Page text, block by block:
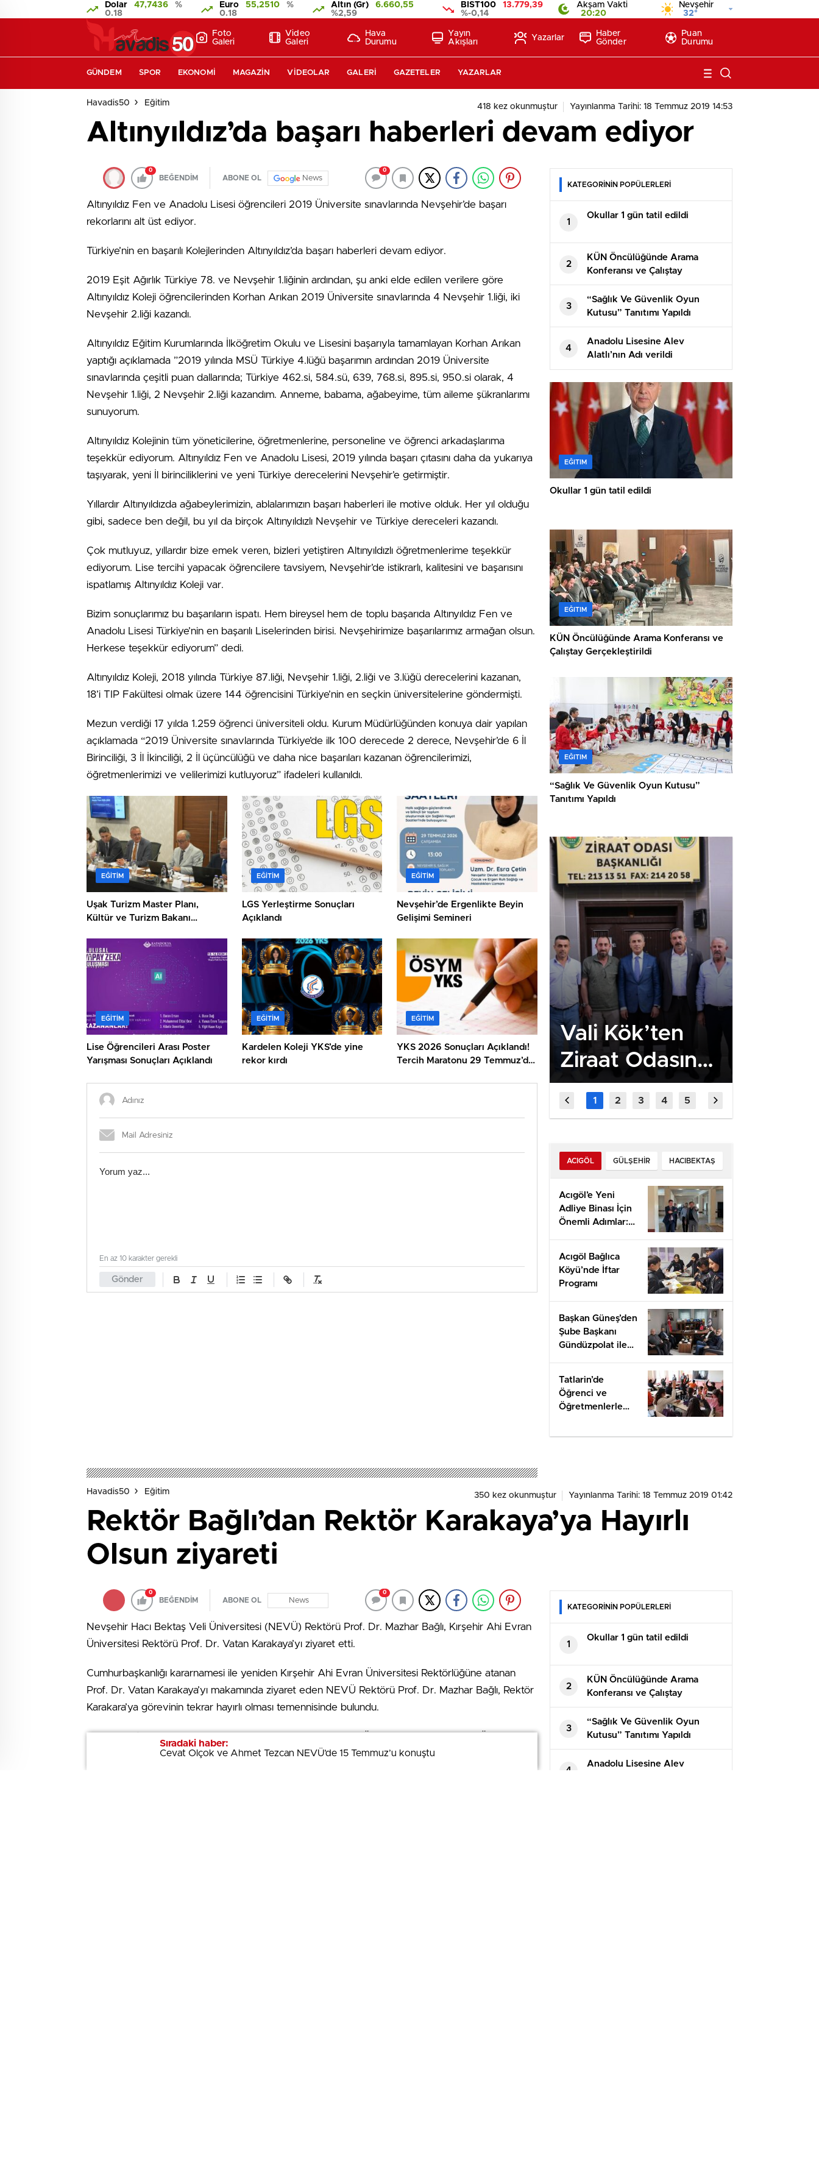
Dolar 47,7436
%
0.18
Euro 55,2510
%
0.18
Altın (Gr)
6.660,55
%2,59
BIST100
13.779,39
%-0,14
Akşam Vakti
20:20
Nevşehir
32°
Foto
Galeri
Video
Galeri
Hava
Durumu
Yayın
Akışları
Yazarlar
Haber
Gönder
Puan
Durumu
GÜNDEM SPOR EKONOMI MAGAZIN VIDEOLAR GALERI GAZETELER YAZARLAR
Havadis50 Eğitim 418 kez okunmuştur Yayınlanma Tarihi: 18 Temmuz 2019 14:53
Altınyıldız’da başarı haberleri devam ediyor
0
BEĞENDİM ABONE OL News
0
Altınyıldız Fen ve Anadolu Lisesi öğrencileri 2019 Üniversite sınavlarında Nevşehir’de başarı
rekorlarını alt üst ediyor.
Türkiye’nin en başarılı Kolejlerinden Altınyıldız’da başarı haberleri devam ediyor.
2019 Eşit Ağırlık Türkiye 78. ve Nevşehir 1.liğinin ardından, şu anki elde edilen verilere göre
Altınyıldız Koleji öğrencilerinden Korhan Arıkan 2019 Üniversite sınavlarında 4 Nevşehir 1.liği, iki
Nevşehir 2.liği kazandı.
Altınyıldız Eğitim Kurumlarında İlköğretim Okulu ve Lisesini başarıyla tamamlayan Korhan Arıkan
yaptığı açıklamada ”2019 yılında MSÜ Türkiye 4.lüğü başarımın ardından 2019 Üniversite
sınavlarında çeşitli puan dallarında; Türkiye 462.si, 584.sü, 639, 768.si, 895.si, 950.si olarak, 4
Nevşehir 1.liği, 2 Nevşehir 2.liği kazandım. Anneme, babama, ağabeyime, tüm aileme şükranlarımı
sunuyorum.
Altınyıldız Kolejinin tüm yöneticilerine, öğretmenlerine, personeline ve öğrenci arkadaşlarıma
teşekkür ediyorum. Altınyıldız Fen ve Anadolu Lisesi, 2019 yılında başarı çıtasını daha da yukarıya
taşıyarak, yeni İl birinciliklerini ve yeni Türkiye derecelerini Nevşehir’e getirmiştir.
Yıllardır Altınyıldızda ağabeylerimizin, ablalarımızın başarı haberleri ile motive olduk. Her yıl olduğu
gibi, sadece ben değil, bu yıl da birçok Altınyıldızlı Nevşehir ve Türkiye dereceleri kazandı.
Çok mutluyuz, yıllardır bize emek veren, bizleri yetiştiren Altınyıldızlı öğretmenlerime teşekkür
ediyorum. Lise tercihi yapacak öğrencilere tavsiyem, Nevşehir’de istikrarlı, kalitesini ve başarısını
ispatlamış Altınyıldız Koleji var.
Bizim sonuçlarımız bu başarıların ispatı. Hem bireysel hem de toplu başarıda Altınyıldız Fen ve
Anadolu Lisesi Türkiye’nin en başarılı Liselerinden birisi. Nevşehirimize başarılarımız armağan olsun.
Herkese teşekkür ediyorum” dedi.
Altınyıldız Koleji, 2018 yılında Türkiye 87.liği, Nevşehir 1.liği, 2.liği ve 3.lüğü derecelerini kazanan,
18’i TIP Fakültesi olmak üzere 144 öğrencisini Türkiye’nin en seçkin üniversitelerine göndermişti.
Mezun verdiği 17 yılda 1.259 öğrenci üniversiteli oldu. Kurum Müdürlüğünden konuya dair yapılan
açıklamada “2019 Üniversite sınavlarında Türkiye’de ilk 100 derecede 2 derece, Nevşehir’de 6 İl
Birinciliği, 3 İl İkinciliği, 2 İl üçüncülüğü ve daha nice başarıları kazanan öğrencilerimizi,
öğretmenlerimizi ve velilerimizi kutluyoruz” ifadeleri kullanıldı.
EĞITIM
Uşak Turizm Master Planı,
Kültür ve Turizm Bakanı
EĞITIM
LGS Yerleştirme Sonuçları
Açıklandı
EĞITIM
Nevşehir’de Ergenlikte Beyin
Gelişimi Semineri
EĞITIM
Lise Öğrencileri Arası Poster
Yarışması Sonuçları Açıklandı
EĞITIM
Kardelen Koleji YKS’de yine
rekor kırdı
EĞITIM
YKS 2026 Sonuçları Açıklandı!
Tercih Maratonu 29 Temmuz’da
Gönder
En az 10 karakter gerekli
Sıradaki haber:
Cevat Olçok ve Ahmet Tezcan NEVÜ’de 15 Temmuz’u konuştu
KATEGORİNİN POPÜLERLERİ
1
Okullar 1 gün tatil edildi
2
KÜN Öncülüğünde Arama
Konferansı ve Çalıştay
Gerçekleştirildi
3
“Sağlık Ve Güvenlik Oyun
Kutusu” Tanıtımı Yapıldı
4
Anadolu Lisesine Alev
Alatlı’nın Adı verildi
EĞITIM
Okullar 1 gün tatil edildi
EĞITIM
KÜN Öncülüğünde Arama Konferansı ve
Çalıştay Gerçekleştirildi
EĞITIM
“Sağlık Ve Güvenlik Oyun Kutusu”
Tanıtımı Yapıldı
Vali Kök’ten
Ziraat Odasına
Ziyaret
ACIGÖL GÜLŞEHIR HACIBEKTAŞ
Acıgöl’e Yeni
Adliye Binası İçin
Önemli Adımlar:
Değerlendirmesi
Acıgöl Bağlıca
Köyü’nde İftar
Programı
Başkan Güneş’den
Şube Başkanı
Gündüzpolat ile
Tatlarin’de
Öğrenci ve
Öğretmenlerle
Havadis50 Eğitim 350 kez okunmuştur Yayınlanma Tarihi: 18 Temmuz 2019 01:42
Rektör Bağlı’dan Rektör Karakaya’ya Hayırlı
Olsun ziyareti
0
BEĞENDİM ABONE OL News
0
Nevşehir Hacı Bektaş Veli Üniversitesi (NEVÜ) Rektörü Prof. Dr. Mazhar Bağlı, Kırşehir Ahi Evran
Üniversitesi Rektörü Prof. Dr. Vatan Karakaya’yı ziyaret etti.
Cumhurbaşkanlığı kararnamesi ile yeniden Kırşehir Ahi Evran Üniversitesi Rektörlüğüne atanan
Prof. Dr. Vatan Karakaya’yı makamında ziyaret eden NEVÜ Rektörü Prof. Dr. Mazhar Bağlı, Rektör
Karakara’ya görevinin tekrar hayırlı olması temennisinde bulundu.
Rektör Prof. Dr. Vatan Karakaya eşliğinde Kırşehir Ahi Evran Üniversitesini gezen NEVÜ Rektörü
Prof. Dr. Mazhar Bağlı, üniversitenin başarılı çalışmalarını ve gelişimini yakından takip ettiğini
Sıradaki haber:
Cevat Olçok ve Ahmet Tezcan NEVÜ’de 15 Temmuz’u konuştu
KATEGORİNİN POPÜLERLERİ
1
Okullar 1 gün tatil edildi
2
KÜN Öncülüğünde Arama
Konferansı ve Çalıştay
Gerçekleştirildi
3
“Sağlık Ve Güvenlik Oyun
Kutusu” Tanıtımı Yapıldı
4
Anadolu Lisesine Alev